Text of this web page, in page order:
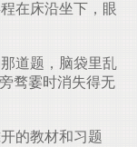
在床沿坐下，眼
道题，脑袋里乱
骛霎时消失得无
的教材和习题